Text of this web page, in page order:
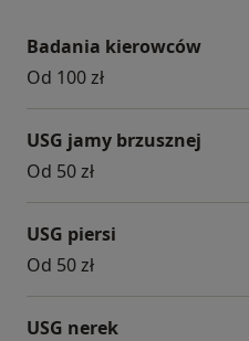
Badania kierowców
Od 100 zł
USG jamy brzusznej
Od 50 zł
USG piersi
Od 50 zł
USG nerek